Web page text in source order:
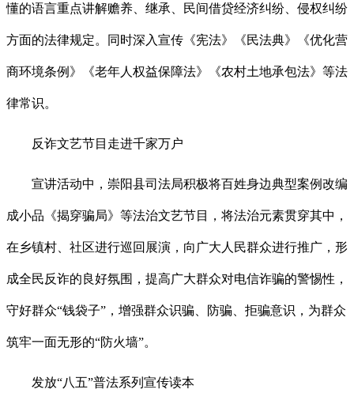
懂的语言重点讲解赡养、继承、民间借贷经济纠纷、侵权纠纷
方面的法律规定。同时深入宣传《宪法》《民法典》《优化营
商环境条例》《老年人权益保障法》《农村土地承包法》等法
律常识。
反诈文艺节目走进千家万户
宣讲活动中，崇阳县司法局积极将百姓身边典型案例改编
成小品《揭穿骗局》等法治文艺节目，将法治元素贯穿其中，
在乡镇村、社区进行巡回展演，向广大人民群众进行推广，形
成全民反诈的良好氛围，提高广大群众对电信诈骗的警惕性，
守好群众“钱袋子”，增强群众识骗、防骗、拒骗意识，为群众
筑牢一面无形的“防火墙”。
发放“八五”普法系列宣传读本